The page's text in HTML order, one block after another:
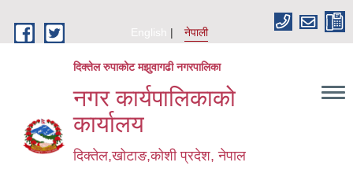
English
नेपाली
दिक्तेल रुपाकोट मझुवागढी नगरपालिका
नगर कार्यपालिकाको
कार्यालय
दिक्तेल,खोटाङ,कोशी प्रदेश, नेपाल